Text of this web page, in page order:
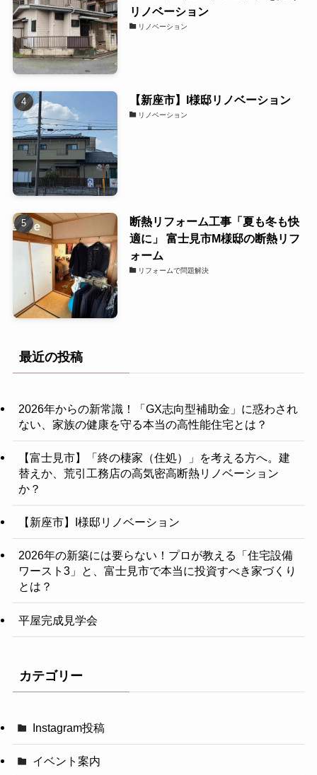
リノベーション
リノベーション
【新座市】I様邸リノベーション
リノベーション
断熱リフォーム工事「夏も冬も快
適に」 富士見市M様邸の断熱リフ
ォーム
リフォームで問題解決
最近の投稿
2026年からの新常識！「GX志向型補助金」に惑わされ
ない、家族の健康を守る本当の高性能住宅とは？
【富士見市】「終の棲家（住処）」を考える方へ。建
替えか、荒引工務店の高気密高断熱リノベーション
か？
【新座市】I様邸リノベーション
2026年の新築には要らない！プロが教える「住宅設備
ワースト3」と、富士見市で本当に投資すべき家づくり
とは？
平屋完成見学会
カテゴリー
Instagram投稿
イベント案内